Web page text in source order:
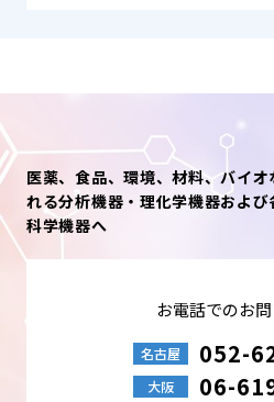
医薬、食品、環境、材料、バイ
れる分析機器・理化学機器およ
科学機器へ
お電話でのお
名古屋 052-
大阪 06-